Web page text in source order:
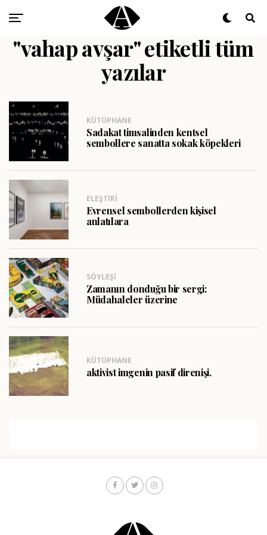
"vahap avşar" etiketli tüm
yazılar
KÜTÜPHANE
Sadakat timsalinden kentsel
sembollere sanatta sokak köpekleri
ELEŞTIRI
Evrensel sembollerden kişisel
anlatılara
SÖYLEŞI
Zamanın donduğu bir sergi:
Müdahaleler üzerine
KÜTÜPHANE
aktivist imgenin pasif direnişi.